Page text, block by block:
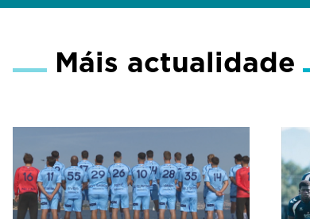
Máis actualidade